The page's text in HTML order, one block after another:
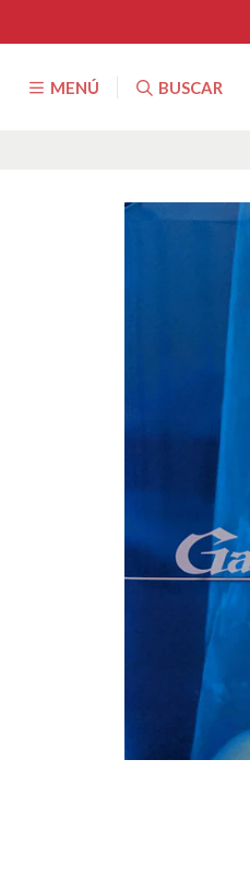
MENÚ BUSCAR